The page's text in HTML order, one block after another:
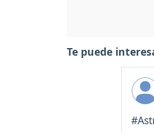
Te puede